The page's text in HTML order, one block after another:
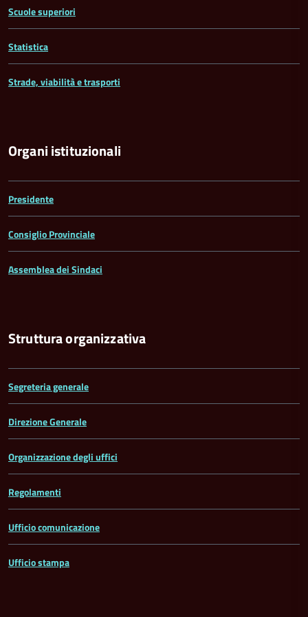
Scuole superiori
Statistica
Strade, viabilità e trasporti
Organi istituzionali
Presidente
Consiglio Provinciale
Assemblea dei Sindaci
Struttura organizzativa
Segreteria generale
Direzione Generale
Organizzazione degli uffici
Regolamenti
Ufficio comunicazione
Ufficio stampa